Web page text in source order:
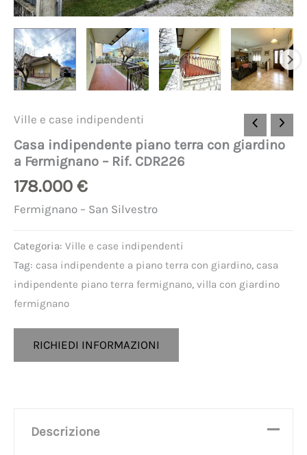
Ville e case indipendenti
Casa indipendente piano terra con giardino
a Fermignano – Rif. CDR226
178.000 €
Fermignano – San Silvestro
Categoria: Ville e case indipendenti
Tag: casa indipendente a piano terra con giardino, casa
indipendente piano terra fermignano, villa con giardino
fermignano
RICHIEDI INFORMAZIONI
Descrizione